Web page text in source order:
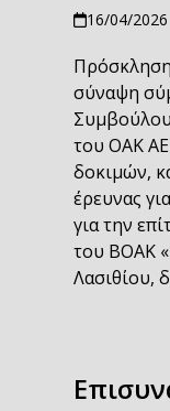
16/04/2026
σύναψη
Συμβούλου
του ΟΑΚ ΑΕ
δοκιμών,
έρευνας
για την
του ΒΟΑΚ
Λασιθίου,